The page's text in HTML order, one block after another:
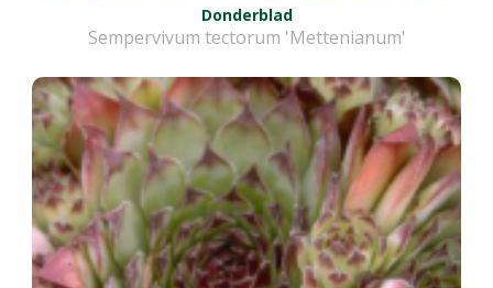
Donderblad
Sempervivum tectorum 'Mettenianum'